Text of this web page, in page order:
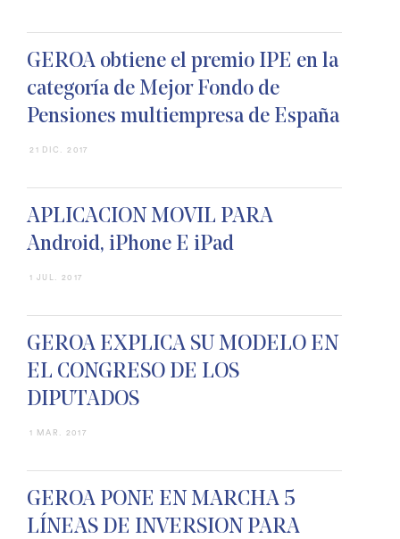
GEROA obtiene el premio IPE en la
categoría de Mejor Fondo de
Pensiones multiempresa de España
21 DIC. 2017
APLICACION MOVIL PARA
Android, iPhone E iPad
1 JUL. 2017
GEROA EXPLICA SU MODELO EN
EL CONGRESO DE LOS
DIPUTADOS
1 MAR. 2017
GEROA PONE EN MARCHA 5
LÍNEAS DE INVERSION PARA